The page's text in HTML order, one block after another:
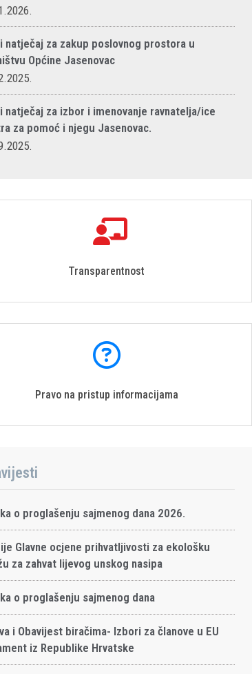
natječaj za zakup poslovnog prostora u
Općine Jasenovac
natječaj za izbor i imenovanje ravnatelja/ice
za pomoć i njegu Jasenovac.
Transparentnost
Pravo na pristup informacijama
o proglašenju sajmenog dana 2026.
Glavne ocjene prihvatljivosti za ekološku
za zahvat lijevog unskog nasipa
o proglašenju sajmenog dana
i Obavijest biračima- Izbori za članove u EU
iz Republike Hrvatske